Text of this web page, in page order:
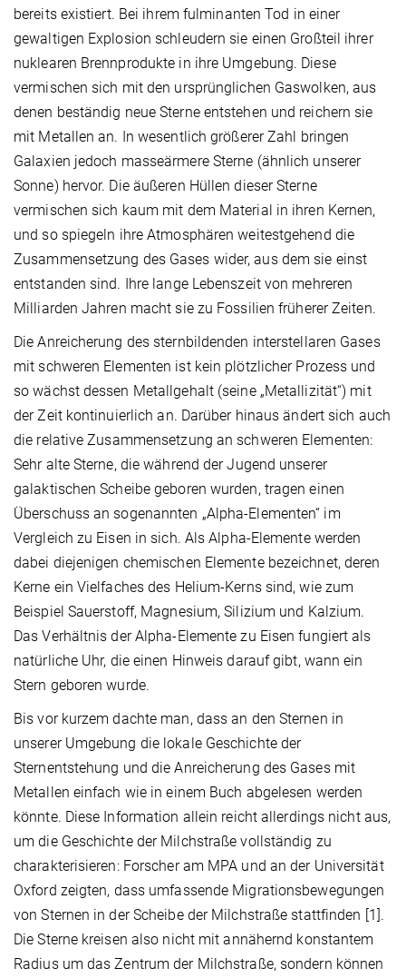
bereits existiert. Bei ihrem fulminanten Tod in einer
gewaltigen Explosion schleudern sie einen Großteil ihrer
nuklearen Brennprodukte in ihre Umgebung. Diese
vermischen sich mit den ursprünglichen Gaswolken, aus
denen beständig neue Sterne entstehen und reichern sie
mit Metallen an. In wesentlich größerer Zahl bringen
Galaxien jedoch masseärmere Sterne (ähnlich unserer
Sonne) hervor. Die äußeren Hüllen dieser Sterne
vermischen sich kaum mit dem Material in ihren Kernen,
und so spiegeln ihre Atmosphären weitestgehend die
Zusammensetzung des Gases wider, aus dem sie einst
entstanden sind. Ihre lange Lebenszeit von mehreren
Milliarden Jahren macht sie zu Fossilien früherer Zeiten.
Die Anreicherung des sternbildenden interstellaren Gases
mit schweren Elementen ist kein plötzlicher Prozess und
so wächst dessen Metallgehalt (seine „Metallizität“) mit
der Zeit kontinuierlich an. Darüber hinaus ändert sich auch
die relative Zusammensetzung an schweren Elementen:
Sehr alte Sterne, die während der Jugend unserer
galaktischen Scheibe geboren wurden, tragen einen
Überschuss an sogenannten „Alpha-Elementen“ im
Vergleich zu Eisen in sich. Als Alpha-Elemente werden
dabei diejenigen chemischen Elemente bezeichnet, deren
Kerne ein Vielfaches des Helium-Kerns sind, wie zum
Beispiel Sauerstoff, Magnesium, Silizium und Kalzium.
Das Verhältnis der Alpha-Elemente zu Eisen fungiert als
natürliche Uhr, die einen Hinweis darauf gibt, wann ein
Stern geboren wurde.
Bis vor kurzem dachte man, dass an den Sternen in
unserer Umgebung die lokale Geschichte der
Sternentstehung und die Anreicherung des Gases mit
Metallen einfach wie in einem Buch abgelesen werden
könnte. Diese Information allein reicht allerdings nicht aus,
um die Geschichte der Milchstraße vollständig zu
charakterisieren: Forscher am MPA und an der Universität
Oxford zeigten, dass umfassende Migrationsbewegungen
von Sternen in der Scheibe der Milchstraße stattfinden [1].
Die Sterne kreisen also nicht mit annähernd konstantem
Radius um das Zentrum der Milchstraße, sondern können